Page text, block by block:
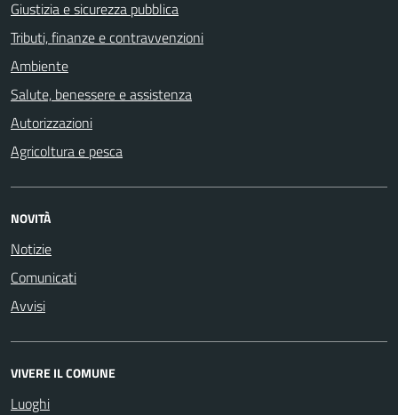
Giustizia e sicurezza pubblica
Tributi, finanze e contravvenzioni
Ambiente
Salute, benessere e assistenza
Autorizzazioni
Agricoltura e pesca
NOVITÀ
Notizie
Comunicati
Avvisi
VIVERE IL COMUNE
Luoghi